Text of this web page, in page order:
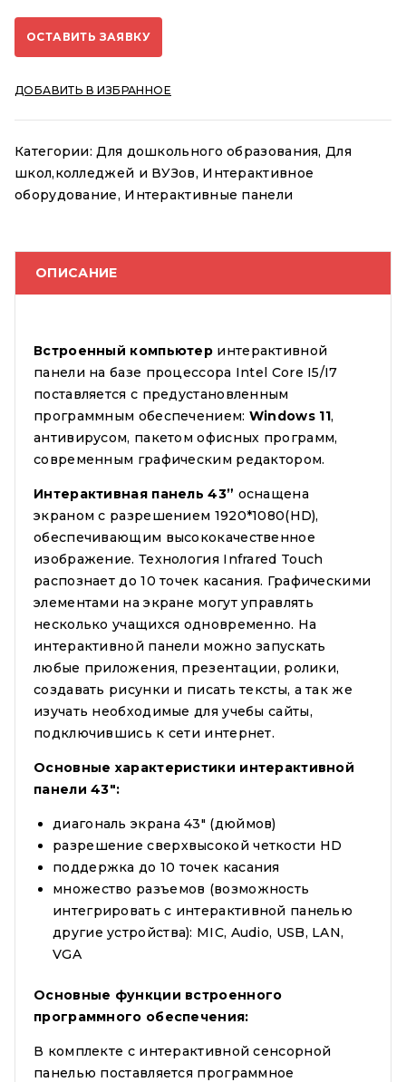
ОСТАВИТЬ ЗАЯВКУ
ДОБАВИТЬ В ИЗБРАННОЕ
Категории:Для дошкольного образования,Для
школ,колледжей и ВУЗов, Интерактивное
оборудование, Интерактивные панели
ОПИСАНИЕ
Встроенный компьютер интерактивной
панели на базе процессора Intel Core I5/I7
поставляется с предустановленным
программным обеспечением: Windows11,
антивирусом, пакетом офисных программ,
современным графическим редактором.
Интерактивная панель 43” оснащена
экраном с разрешением 1920*1080(HD),
обеспечивающим высококачественное
изображение. Технология Infrared Touch
распознает до 10 точек касания. Графическими
элементами на экране могут управлять
несколько учащихся одновременно. На
интерактивной панели можно запускать
любые приложения, презентации, ролики,
создавать рисунки и писать тексты, а так же
изучать необходимые для учебы сайты,
подключившись к сети интернет.
Основные характеристики интерактивной
панели 43″:
диагональ экрана 43″ (дюймов)
разрешение сверхвысокой четкости HD
поддержка до 10 точек касания
множество разъемов (возможность
интегрировать с интерактивной панелью
другие устройства): MIC, Audio, USB, LAN,
VGA
Основные функции встроенного
программного обеспечения:
В комплекте с интерактивной сенсорной
панелью поставляется программное